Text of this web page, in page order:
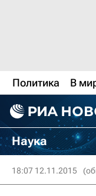
Политика В
Наука
18:07 12.11.2015